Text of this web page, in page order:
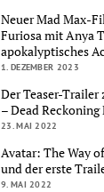
Neuer Mad Max-
Furiosa mit Anya
apokalyptisches
1. DEZEMBER 2023
Der Teaser-
– Dead
23. MAI 2022
Avatar: The Way
und der erste
9. MAI 2022